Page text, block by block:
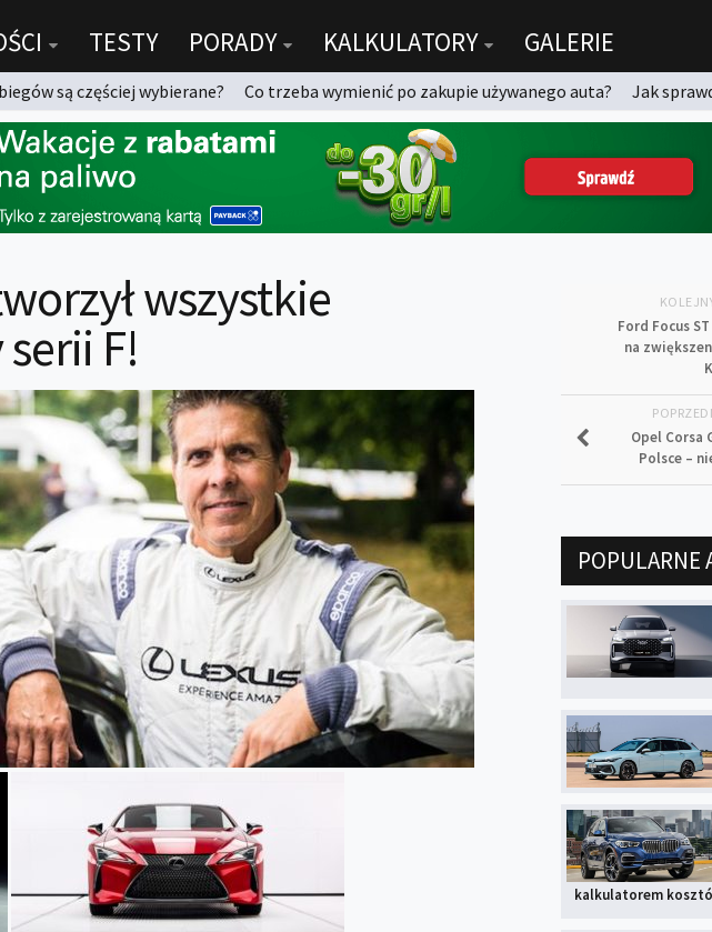
TESTY PORADY KALKULATORY GALERIE
są częściej wybierane? Co trzeba wymienić po zakupie używanego auta?
Jak
wszystkie
F!
Ford Focus
na
Opel Corsa
Polsce –
POPULARNE
kalkulatorem